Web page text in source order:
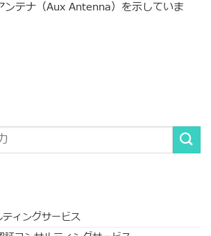
テナ（Aux Antenna）を示していま
ィングサービス